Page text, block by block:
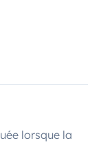
lorsque la